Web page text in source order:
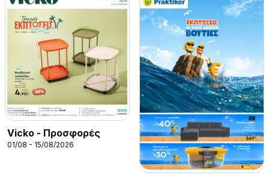
Vicko - Προσφορές
01/08 - 15/08/2026